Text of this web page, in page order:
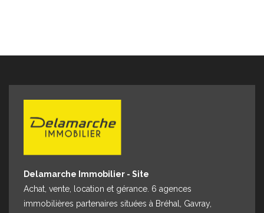
Garantie: 805€ Honoraires charges locataires : 644 euros
Delamarche Immobilier - Site
Achat, vente, location et gérance. 6 agences
immobilières partenaires situées à Bréhal, Gavray,